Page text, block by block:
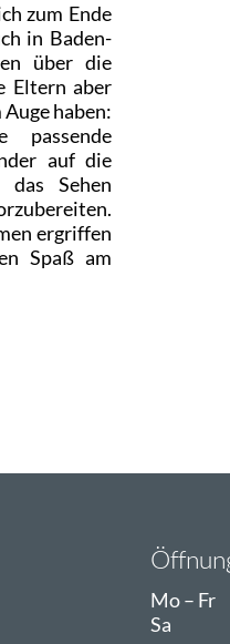
zum Ende
in Baden-
über die
Eltern aber
haben:
auf die
das Sehen
ergriffen
Spaß am
Mo – Fr
Sa